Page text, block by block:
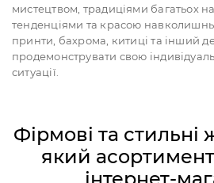
мистецтвом, традиціями багатьох
тенденціями та красою
принти, бахрома, китиці та інший
продемонструвати свою
ситуації.
Фірмові та стильні
який
інтернет-